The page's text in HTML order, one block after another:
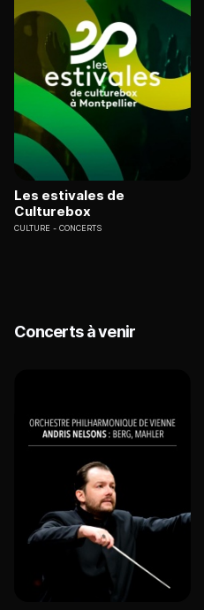
Les estivales de
Culturebox
CULTURE CONCERTS
Concerts à venir